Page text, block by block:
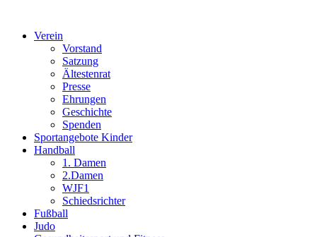
Verein
Vorstand
Satzung
Ältestenrat
Presse
Ehrungen
Geschichte
Spenden
Sportangebote Kinder
Handball
1. Damen
2.Damen
WJF1
Schiedsrichter
Fußball
Judo